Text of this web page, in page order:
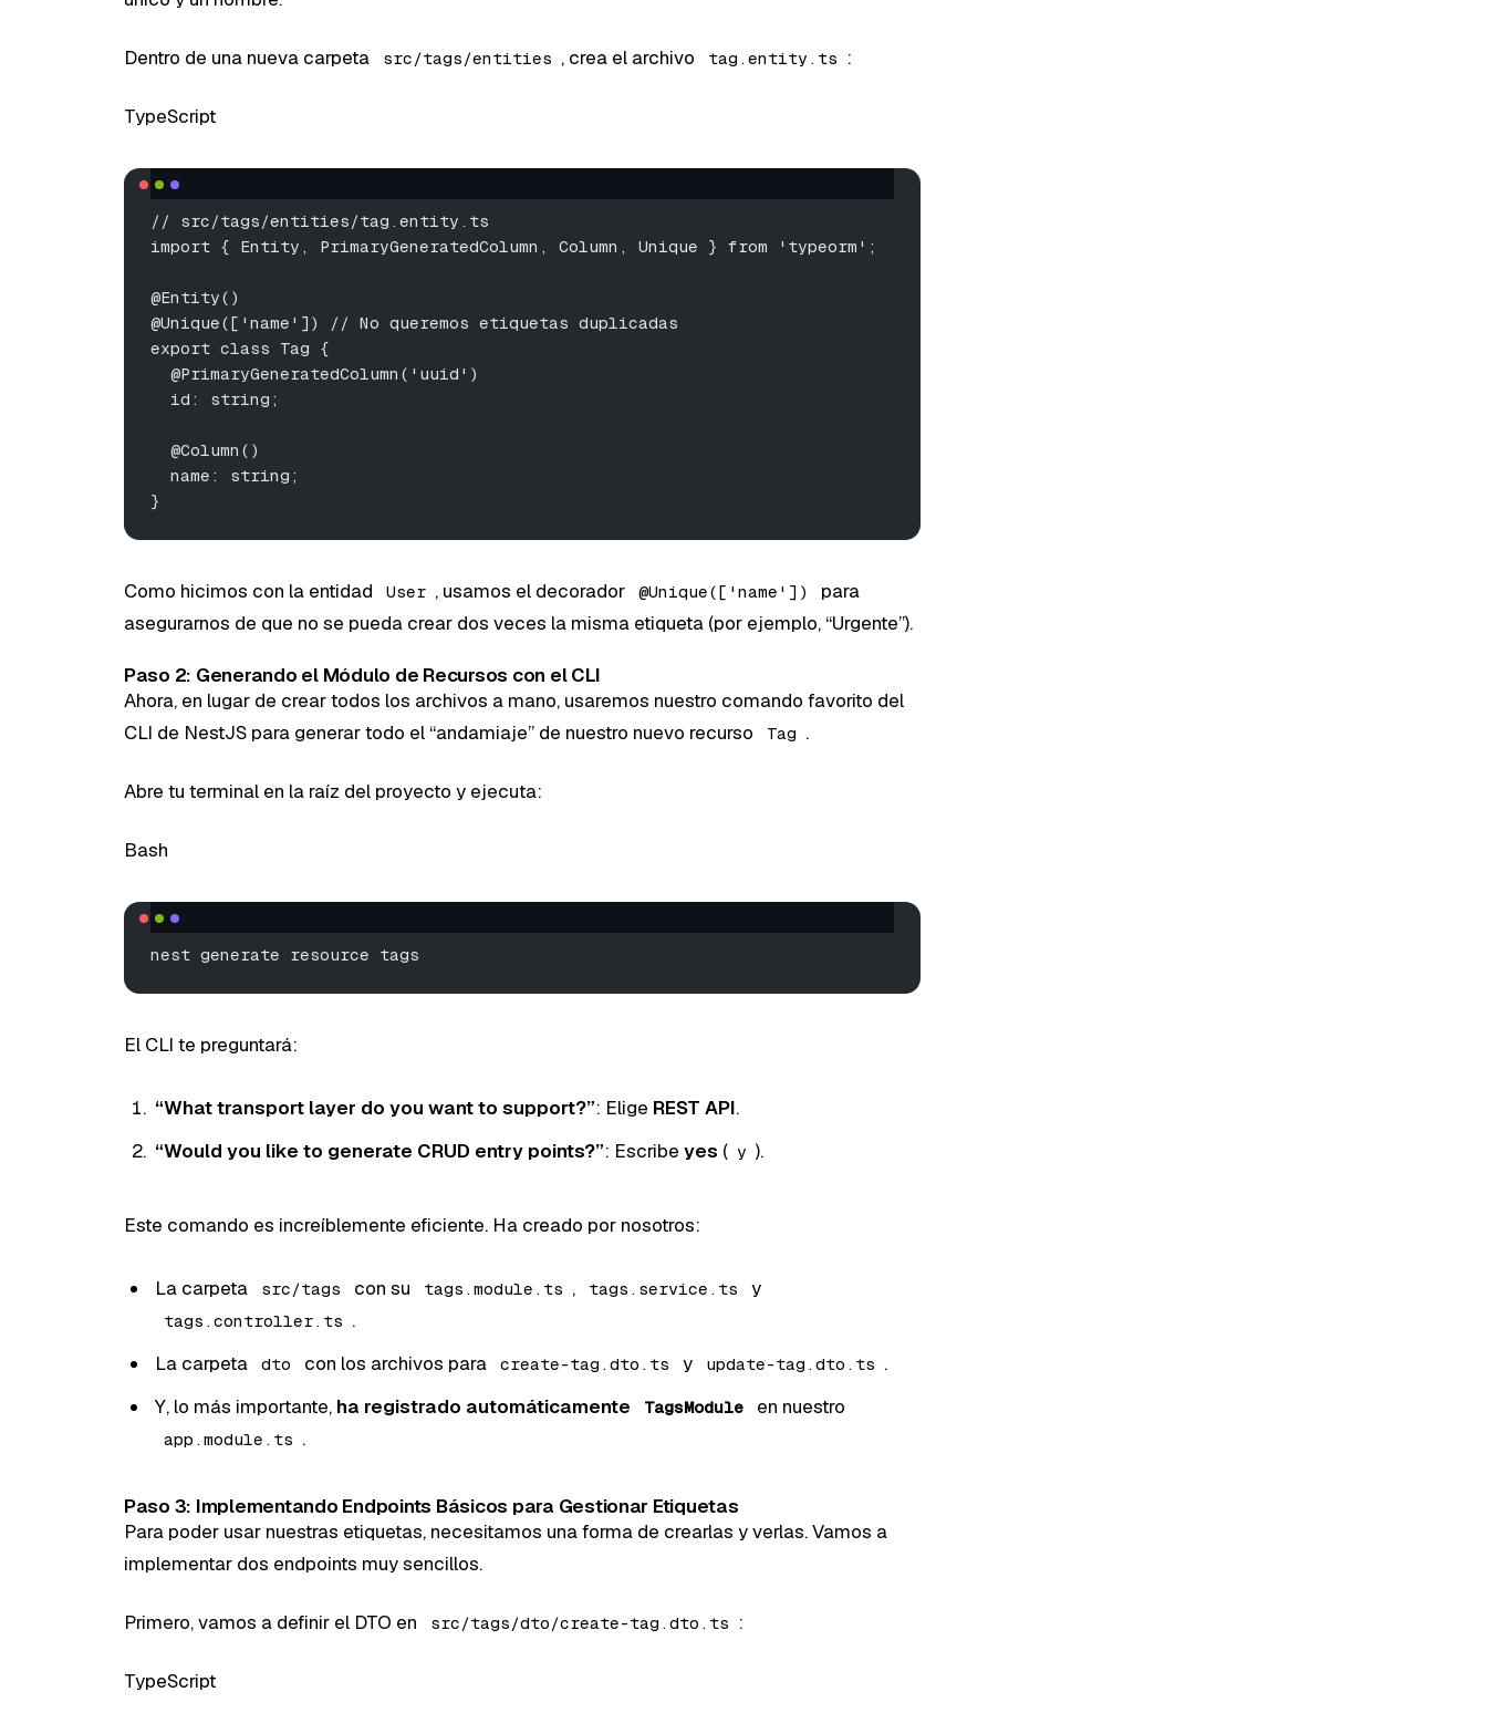
Dentro de una nueva carpeta src/tags/entities , crea el archivo tag.entity.ts :
TypeScript
// src/tags/entities/tag.entity.ts
import { Entity, PrimaryGeneratedColumn, Column, Unique } from 'typeorm';
@Entity()
@Unique(['name']) // No queremos etiquetas duplicadas
export class Tag {
  @PrimaryGeneratedColumn('uuid')
  id: string;
  @Column()
  name: string;
}
Como hicimos con la entidad User , usamos el decorador @Unique(['name'])
para
asegurarnos de que no se pueda crear dos veces la misma etiqueta (por ejemplo, “Urgente”).
Paso 2: Generando el Módulo de Recursos con el CLI
Ahora, en lugar de crear todos los archivos a mano, usaremos nuestro comando favorito del
CLI de NestJS para generar todo el “andamiaje” de nuestro nuevo recurso
Tag .
Abre tu terminal en la raíz del proyecto y ejecuta:
Bash
nest generate resource tags
El CLI te preguntará:
“What transport layer do you want to support?”: Elige REST API.
“Would you like to generate CRUD entry points?”: Escribe yes ( y ).
Este comando es increíblemente eficiente. Ha creado por nosotros:
La carpeta src/tags con su tags.module.ts , tags.service.ts y
tags.controller.ts .
La carpeta
dto con los archivos para create-tag.dto.ts y update-tag.dto.ts .
Y, lo más importante, ha registrado automáticamente TagsModule en nuestro
app.module.ts .
Paso 3: Implementando Endpoints Básicos para Gestionar Etiquetas
Para poder usar nuestras etiquetas, necesitamos una forma de crearlas y verlas. Vamos a
implementar dos endpoints muy sencillos.
Primero, vamos a definir el DTO en src/tags/dto/create-tag.dto.ts :
TypeScript